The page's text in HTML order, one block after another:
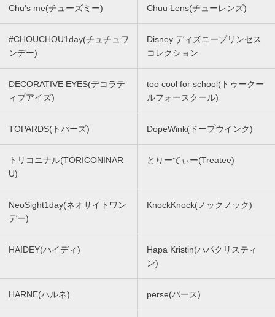
Chu's me(チューズミー) Chuu Lens(チューレンズ)
#CHOUCHOU1day(チュチュワ
ンデー)
Disney ディズニープリンセス
コレクション
DECORATIVE EYES(デコラテ
ィブアイズ)
too cool for school(トゥークー
ルフォースクール)
TOPARDS(トパーズ) DopeWink(ドープウインク)
トリコニナル(TORICONINAR
U)
とりーてぃー(Treatee)
NeoSight1day(ネオサイトワン
デー)
KnockKnock(ノックノック)
HAIDEY(ハイディ)
Hapa Kristin(ハパクリスティ
ン)
HARNE(ハルネ) perse(パース)